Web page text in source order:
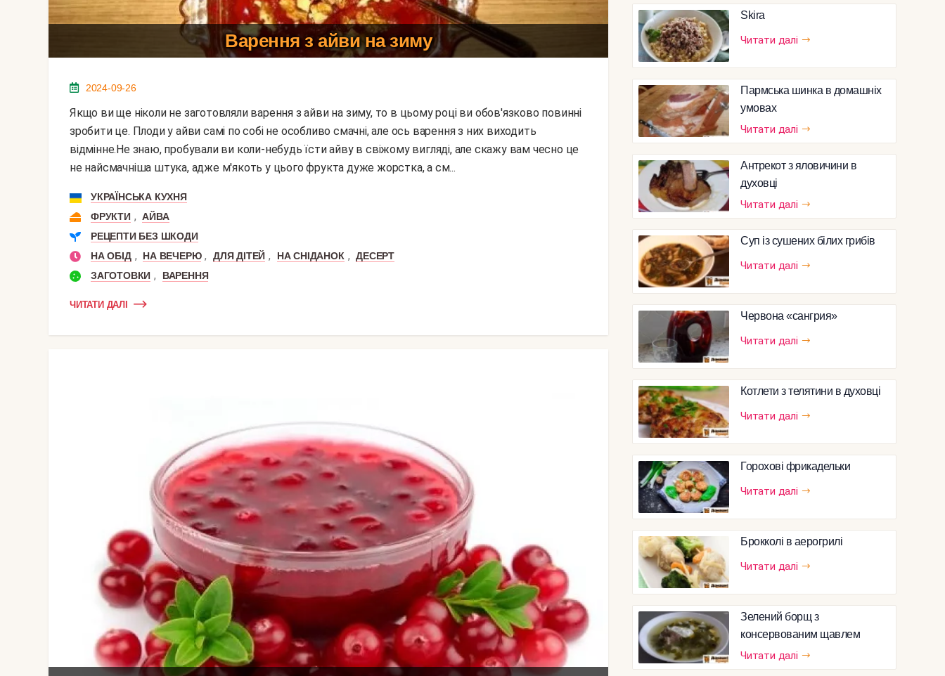
Варення з айви на зиму
2024-09-26
Якщо ви ще ніколи не заготовляли варення з айви на зиму, то в цьому році ви обов'язково повинні
зробити це. Плоди у айви самі по собі не особливо смачні, але ось варення з них виходить
відмінне.Не знаю, пробували ви коли-небудь їсти айву в свіжому вигляді, але скажу вам чесно це
не найсмачніша штука, адже м'якоть у цього фрукта дуже жорстка, а см...
УКРАЇНСЬКА КУХНЯ
ФРУКТИ , АЙВА
РЕЦЕПТИ БЕЗ ШКОДИ
НА ОБІД , НА ВЕЧЕРЮ , ДЛЯ ДІТЕЙ , НА СНІДАНОК , ДЕСЕРТ
ЗАГОТОВКИ , ВАРЕННЯ
ЧИТАТИ ДАЛІ
Skira
Читати далі
Пармська шинка в домашніх
умовах
Читати далі
Антрекот з яловичини в
духовці
Читати далі
Суп із сушених білих грибів
Читати далі
Червона «сангрия»
Читати далі
Котлети з телятини в духовці
Читати далі
Горохові фрикадельки
Читати далі
Брокколі в аерогрилі
Читати далі
Зелений борщ з
консервованим щавлем
Читати далі